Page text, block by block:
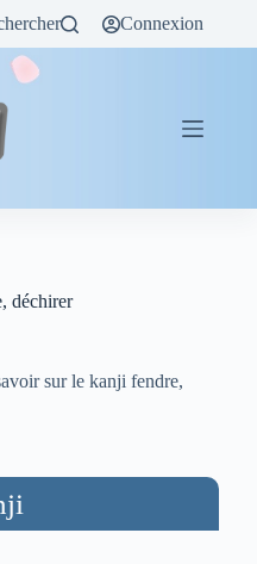
Connexion
déchirer
sur le kanji fendre,